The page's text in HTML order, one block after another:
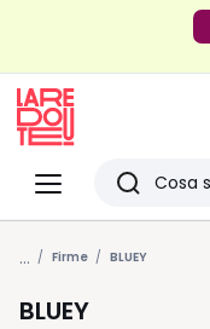
Menu
Redoute
Ricerca
Ultimi
articoli
visti
... Firme BLUEY
BLUEY